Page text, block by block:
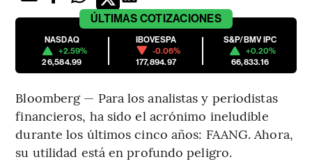
ÚLTIMAS COTIZACIONES
NASDAQ
+2.59%
26,584.99
IBOVESPA
-0.06%
177,894.97
S&P/BMV IPC
+0.20%
66,833.16
Bloomberg — Para los analistas y periodistas
financieros, ha sido el acrónimo ineludible
durante los últimos cinco años: FAANG. Ahora,
su utilidad está en profundo peligro.